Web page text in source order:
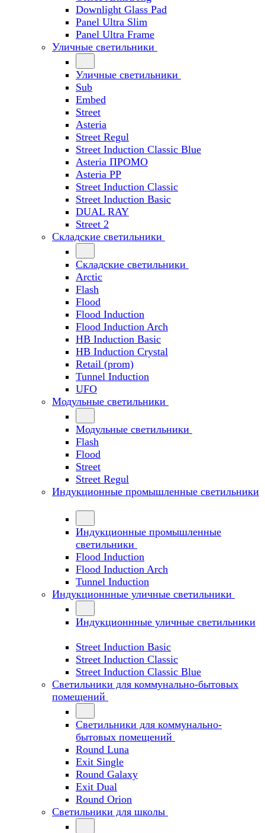
Downlight Glass Pad
Panel Ultra Slim
Panel Ultra Frame
Уличные светильники
Уличные светильники
Sub
Embed
Street
Asteria
Street Regul
Street Induction Classic Blue
Asteria ПРОМО
Asteria PP
Street Induction Classic
Street Induction Basic
DUAL RAY
Street 2
Складские светильники
Складские светильники
Arctic
Flash
Flood
Flood Induction
Flood Induction Arch
HB Induction Basic
HB Induction Crystal
Retail (prom)
Tunnel Induction
UFO
Модульные светильники
Модульные светильники
Flash
Flood
Street
Street Regul
Индукционные промышленные светильники
Индукционные промышленные
светильники
Flood Induction
Flood Induction Arch
Tunnel Induction
Индукционнные уличные светильники
Индукционнные уличные светильники
Street Induction Basic
Street Induction Classic
Street Induction Classic Blue
Светильники для коммунально-бытовых
помещений
Светильники для коммунально-
бытовых помещений
Round Luna
Exit Single
Round Galaxy
Exit Dual
Round Orion
Светильники для школы